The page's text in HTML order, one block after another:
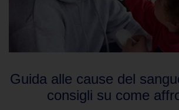
Guida alle cause del
consigli su come